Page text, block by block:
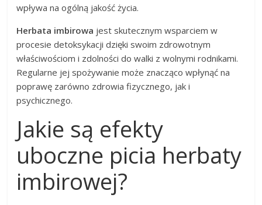
wpływa na ogólną jakość życia.
Herbata imbirowa jest skutecznym wsparciem w
procesie detoksykacji dzięki swoim zdrowotnym
właściwościom i zdolności do walki z wolnymi rodnikami.
Regularne jej spożywanie może znacząco wpłynąć na
poprawę zarówno zdrowia fizycznego, jak i
psychicznego.
Jakie są efekty
uboczne picia herbaty
imbirowej?